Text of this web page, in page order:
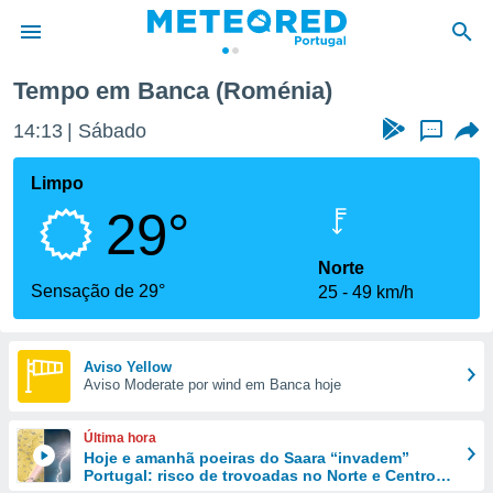
da
foi
fornecidas
a este
das
forma
digital
Tempo em Banca (Roménia)
14:13 Sábado ...
Limpo
29°
Sensação de 29°
Norte
25
49 km/h
Aviso Yellow
Aviso Moderate por wind em Banca hoje
Última hora
Hoje e amanhã poeiras do Saara “invadem”
Portugal: risco de trovoadas no Norte e Centro